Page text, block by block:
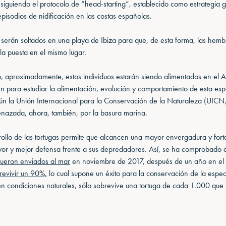
el protocolo de “head-starting”, establecido como estrategia
de nidificación en las costas españolas.
soltados en una playa de Ibiza para que, de esta forma, las
puesta en el mismo lugar.
aproximadamente, estos individuos estarán siendo alimentados en el
para estudiar la alimentación, evolución y comportamiento de esta
la Unión Internacional para la Conservación de la Naturaleza
ahora, también, por la basura marina.
de las tortugas permite que alcancen una mayor envergadura y
y mejor defensa frente a sus depredadores. Así, se ha comprobado
enviados al maren noviembre de 2017, después de un año en
un 90%, lo cual supone un éxito para la conservación de la
condiciones naturales, sólo sobrevive una tortuga de cada 1.000